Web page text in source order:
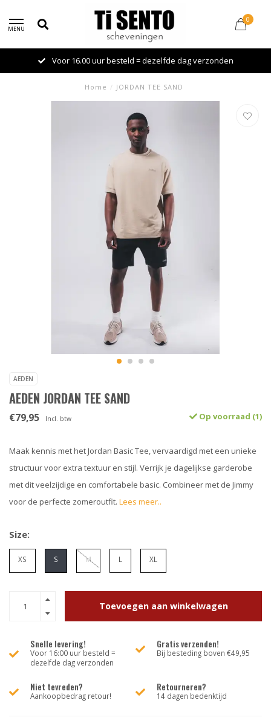
MENU
0
Voor 16.00 uur besteld = dezelfde dag verzonden
Home / JORDAN TEE SAND
AEDEN
AEDEN JORDAN TEE SAND
€79,95 Incl. btw Op voorraad (1)
Maak kennis met het Jordan Basic Tee, vervaardigd met een unieke
structuur voor extra textuur en stijl. Verrijk je dagelijkse garderobe
met dit veelzijdige en comfortabele basic. Combineer met de Jimmy
voor de perfecte zomeroutfit. Lees meer..
Size:
XS S M L XL
Toevoegen aan winkelwagen
Snelle levering!
Voor 16:00 uur besteld =
dezelfde dag verzonden
Gratis verzenden!
Bij besteding boven €49,95
Niet tevreden?
Aankoopbedrag retour!
Retourneren?
14 dagen bedenktijd